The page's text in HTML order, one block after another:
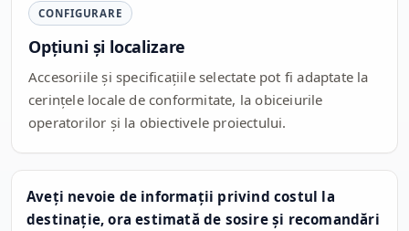
CONFIGURARE
Opțiuni și localizare
Accesoriile și specificațiile selectate pot fi adaptate la
cerințele locale de conformitate, la obiceiurile
operatorilor și la obiectivele proiectului.
Aveți nevoie de informații privind costul la
destinație, ora estimată de sosire și recomandări